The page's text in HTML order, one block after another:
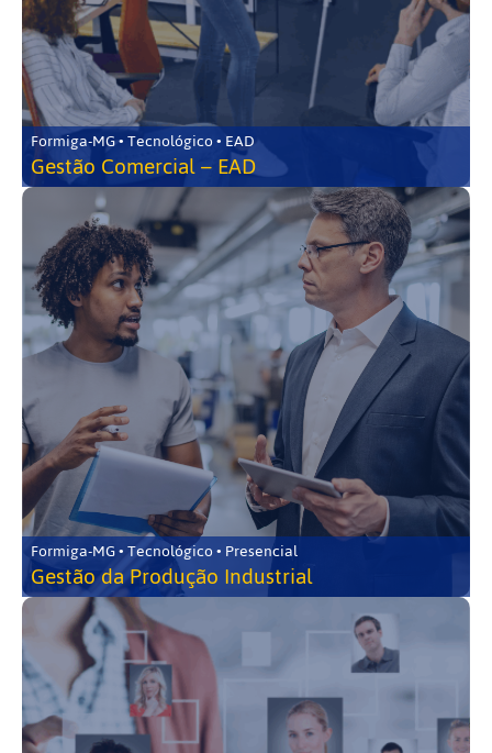
Formiga-MG • Tecnológico • EAD
Gestão Comercial – EAD
Formiga-MG • Tecnológico • Presencial
Gestão da Produção Industrial